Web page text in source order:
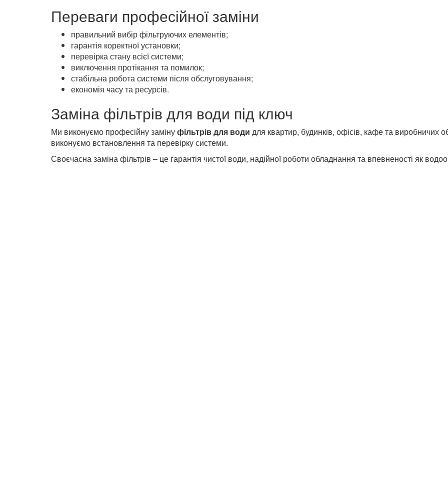
Переваги професійної заміни
правильний вибір фільтруючих елементів;
гарантія коректної установки;
перевірка стану всієї системи;
виключення протікання та помилок;
стабільна робота системи після обслуговування;
економія часу та ресурсів.
Заміна фільтрів для води під ключ
Ми виконуємо професійну замінуфільтрів для води для квартир, будинків, офісів, кафе та виробничих
виконуємо встановлення та перевірку системи.
Своєчасна заміна фільтрів – це гарантія чистої води, надійної роботи обладнання та впевненості як